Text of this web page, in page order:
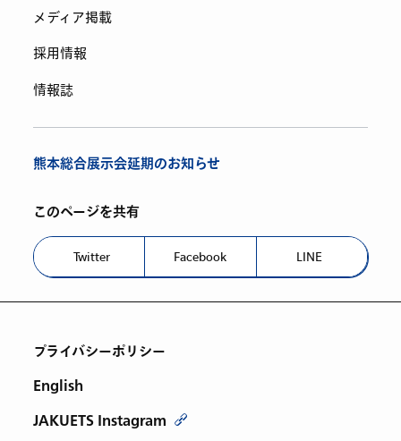
メディア掲載
採用情報
情報誌
熊本総合展示会延期のお知らせ
このページを共有
Twitter Facebook LINE
プライバシーポリシー
English
JAKUETS Instagram